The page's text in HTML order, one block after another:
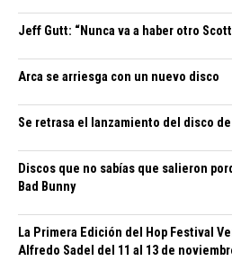
Jeff Gutt: “Nunca va a haber otro
Arca se arriesga con un nuevo disco
Se retrasa el lanzamiento del disco
Discos que no sabías que salieron
Bad Bunny
La Primera Edición del Hop Festival
Alfredo Sadel del 11 al 13 de